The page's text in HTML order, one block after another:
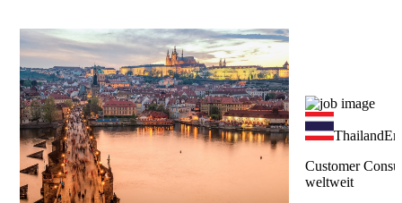
Auslandserfahrung von Anfang an genießen.
Thailand
Customer
weltweit